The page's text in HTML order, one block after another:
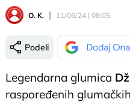
O. K. 11/06/24 | 08:05
Podeli
Legendarna glumica
raspoređenih